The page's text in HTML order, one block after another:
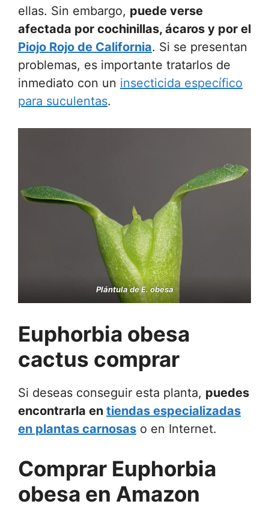
ellas. Sin embargo, puede verse
afectada por cochinillas, ácaros y por el
Piojo Rojo de California. Si se presentan
problemas, es importante tratarlos de
inmediato con un insecticida específico
para suculentas.
Plántula de E. obesa
Euphorbia obesa
cactus comprar
Si deseas conseguir esta planta, puedes
encontrarla en tiendas especializadas
en plantas carnosas o en Internet.
Comprar Euphorbia
obesa en Amazon